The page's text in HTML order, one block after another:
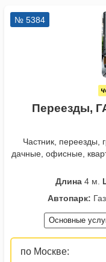
№ 5384
Переезды,
Частник, переезды,
дачные, офисные,
Длина4 м.
Автопарк:
Основные
по Москве: